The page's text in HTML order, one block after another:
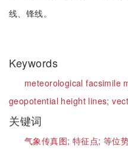
线、锋线。
Keywords
meteorological facsimile
geopotential height lines;
关键词
气象传真图; 特征点;等位